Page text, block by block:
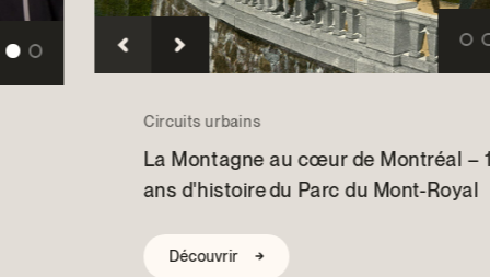
Devenir Membre
Devenir bénévole
Circuits urbains
La Montagne au cœur de Montréal – 150
ans d'histoire du Parc du Mont-Royal